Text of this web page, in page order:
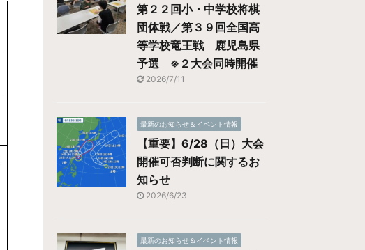
第２２回小・中学校将棋
団体戦／第３９回全国高
等学校竜王戦 鹿児島県
予選 ※２大会同時開催
2026/7/11
最新のお知らせ＆イベント情報
【重要】6/28（日）大会
開催可否判断に関するお
知らせ
2026/6/23
最新のお知らせ＆イベント情報